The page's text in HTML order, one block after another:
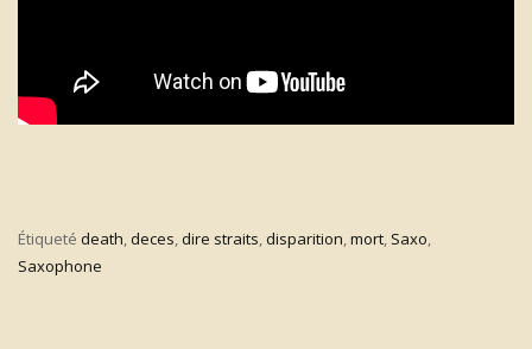
Étiqueté death,deces,dire straits,disparition,mort, Saxo,
Saxophone